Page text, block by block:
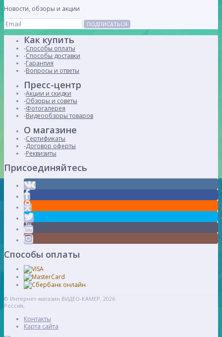
Новости, обзоры и акции
ПОДПИСАТЬСЯ
Как купить
Способы оплаты
Способы доставки
Гарантия
Вопросы и ответы
Пресс-центр
Акции и скидки
Обзоры и советы
Фотогалерея
Видеообзоры товаров
О магазине
Сертификаты
Договор оферты
Реквизиты
Присоединяйтесь
Способы оплаты
© Интернет-магазин ВИДЕО-КАМЕР, 2026
Россия,
Контакты
Карта сайта